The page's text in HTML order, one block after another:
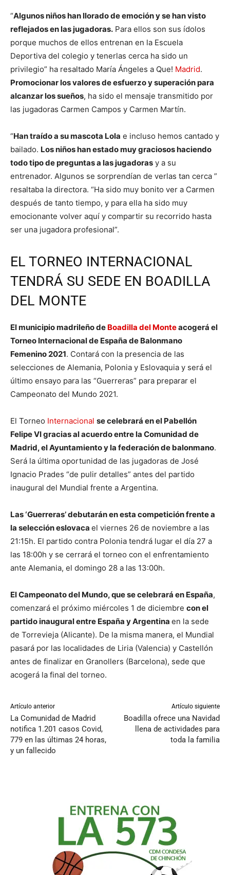
“Algunos niños han llorado de emoción y se han visto
reflejados en las jugadoras. Para ellos son sus ídolos
porque muchos de ellos entrenan en la Escuela
Deportiva del colegio y tenerlas cerca ha sido un
privilegio” ha resaltado María Ángeles a Que! Madrid.
Promocionar los valores de esfuerzo y superación para
alcanzar los sueños, ha sido el mensaje transmitido por
las jugadoras Carmen Campos y Carmen Martín.
“Han traído a su mascota Lola e incluso hemos cantado y
bailado. Los niños han estado muy graciosos haciendo
todo tipo de preguntas a las jugadoras y a su
entrenador. Algunos se sorprendían de verlas tan cerca ”
resaltaba la directora. “Ha sido muy bonito ver a Carmen
después de tanto tiempo, y para ella ha sido muy
emocionante volver aquí y compartir su recorrido hasta
ser una jugadora profesional”.
EL TORNEO INTERNACIONAL
TENDRÁ SU SEDE EN BOADILLA
DEL MONTE
El municipio madrileño de Boadilla del Monteacogerá el
Torneo Internacional de España de Balonmano
Femenino 2021. Contará con la presencia de las
selecciones de Alemania, Polonia y Eslovaquia y será el
último ensayo para las “Guerreras” para preparar el
Campeonato del Mundo 2021.
El Torneo Internacional se celebrará en el Pabellón
Felipe VI gracias al acuerdo entre la Comunidad de
Madrid, el Ayuntamiento y la federación de balonmano.
Será la última oportunidad de las jugadoras de José
Ignacio Prades “de pulir detalles” antes del partido
inaugural del Mundial frente a Argentina.
Las ‘Guerreras’ debutarán en esta competición frente a
la selección eslovaca el viernes 26 de noviembre a las
21:15h. El partido contra Polonia tendrá lugar el día 27 a
las 18:00h y se cerrará el torneo con el enfrentamiento
ante Alemania, el domingo 28 a las 13:00h.
El Campeonato del Mundo, que se celebrará en España,
comenzará el próximo miércoles 1 de diciembre con el
partido inaugural entre España y Argentina en la sede
de Torrevieja (Alicante). De la misma manera, el Mundial
pasará por las localidades de Liria (Valencia) y Castellón
antes de finalizar en Granollers (Barcelona), sede que
acogerá la final del torneo.
Artículo anterior
La Comunidad de Madrid
notifica 1.201 casos Covid,
779 en las últimas 24 horas,
y un fallecido
Artículo siguiente
Boadilla ofrece una Navidad
llena de actividades para
toda la familia